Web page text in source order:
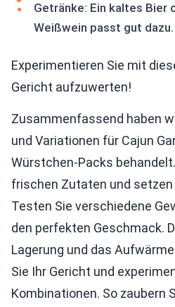
Getränke: Ein kaltes Bier
Weißwein passt gut dazu.
Experimentieren Sie mit
Gericht aufzuwerten!
Zusammenfassend haben
und Variationen für Cajun
Würstchen-Packs
frischen Zutaten und setzen
Testen Sie verschiedene
den perfekten Geschmack.
Lagerung und das
Sie Ihr Gericht und
Kombinationen. So zaubern